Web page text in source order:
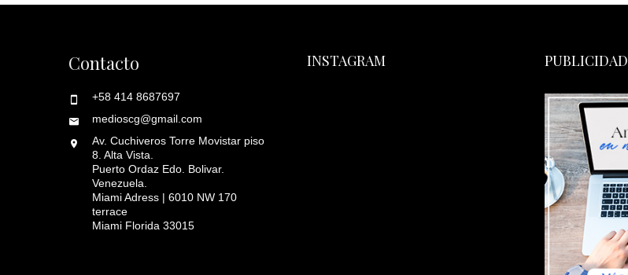
Contacto
+58 414 8687697
medioscg@gmail.com
Av. Cuchiveros Torre Movistar piso
8. Alta Vista.
Puerto Ordaz Edo. Bolivar.
Venezuela.
Miami Adress | 6010 NW 170
terrace
Miami Florida 33015
INSTAGRAM PUBLICIDAD